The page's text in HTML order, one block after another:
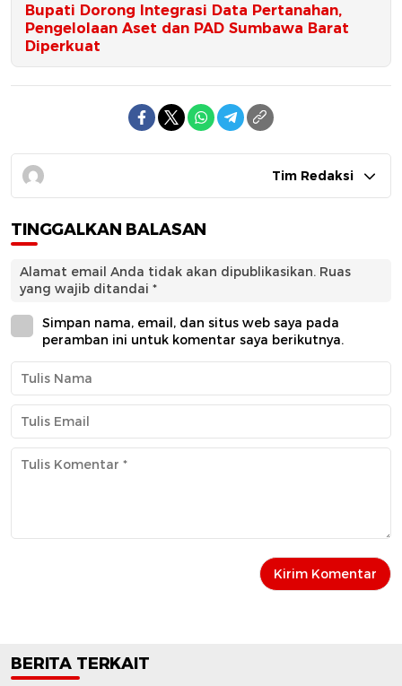
Bupati Dorong Integrasi Data Pertanahan,
Pengelolaan Aset dan PAD Sumbawa Barat
Diperkuat
Tim Redaksi
TINGGALKAN BALASAN
Alamat email Anda tidak akan dipublikasikan. Ruas
yang wajib ditandai *
Simpan nama, email, dan situs web saya pada
peramban ini untuk komentar saya berikutnya.
BERITA TERKAIT